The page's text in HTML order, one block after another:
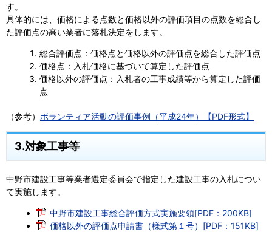
す。
具体的には、価格による点数と価格以外の評価項目の点数を総合し
た評価点の高い業者に落札決定をします。
総合評価点：価格点と価格以外の評価点を総合した評価点
価格点：入札価格に基づいて算定した評価点
価格以外の評価点：入札者の工事成績等から算定した評価
点
（参考） ボランティア活動の評価事例（平成24年）【PDF形式】
3.対象工事等
中野市建設工事等業者選定委員会で指定した建設工事の入札につい
て実施します。
中野市建設工事総合評価方式実施要領[PDF：200KB]
価格以外の評価点申請書（様式第１号）[PDF：151KB]